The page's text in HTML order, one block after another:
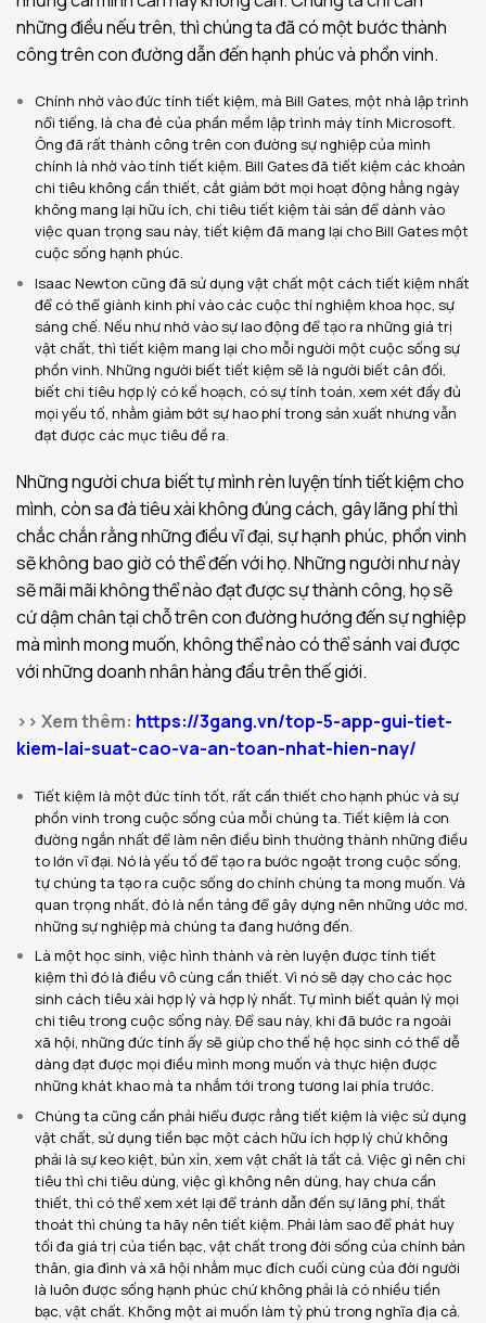
những điều nếu trên, thì chúng ta đã có một bước thành
công trên con đường dẫn đến hạnh phúc và phồn vinh.
Chính nhờ vào đức tính tiết kiệm, mà Bill Gates, một nhà lập trình
nổi tiếng, là cha đẻ của phần mềm lập trình máy tính Microsoft.
Ông đã rất thành công trên con đường sự nghiệp của mình
chính là nhờ vào tính tiết kiệm. Bill Gates đã tiết kiệm các khoản
chi tiêu không cần thiết, cắt giảm bớt mọi hoạt động hằng ngày
không mang lại hữu ích, chi tiêu tiết kiệm tài sản để dành vào
việc quan trọng sau này, tiết kiệm đã mang lại cho Bill Gates một
cuộc sống hạnh phúc.
Isaac Newton cũng đã sử dụng vật chất một cách tiết kiệm nhất
để có thể giành kinh phí vào các cuộc thí nghiệm khoa học, sự
sáng chế. Nếu như nhờ vào sự lao động để tạo ra những giá trị
vật chất, thì tiết kiệm mang lại cho mỗi người một cuộc sống sự
phồn vinh. Những người biết tiết kiệm sẽ là người biết cân đối,
biết chi tiêu hợp lý có kế hoạch, có sự tính toán, xem xét đầy đủ
mọi yếu tố, nhằm giảm bớt sự hao phí trong sản xuất nhưng vẫn
đạt được các mục tiêu đề ra.
Những người chưa biết tự mình rèn luyện tính tiết kiệm cho
mình, còn sa đà tiêu xài không đúng cách, gây lãng phí thì
chắc chắn rằng những điều vĩ đại, sự hạnh phúc, phồn vinh
sẽ không bao giờ có thể đến với họ. Những người như này
sẽ mãi mãi không thể nào đạt được sự thành công, họ sẽ
cứ dậm chân tại chỗ trên con đường hướng đến sự nghiệp
mà mình mong muốn, không thể nào có thể sánh vai được
với những doanh nhân hàng đầu trên thế giới.
>> Xem thêm: https://3gang.vn/top-5-app-gui-tiet-
kiem-lai-suat-cao-va-an-toan-nhat-hien-nay/
Tiết kiệm là một đức tính tốt, rất cần thiết cho hạnh phúc và sự
phồn vinh trong cuộc sống của mỗi chúng ta. Tiết kiệm là con
đường ngắn nhất để làm nên điều bình thường thành những điều
to lớn vĩ đại. Nó là yếu tố để tạo ra bước ngoặt trong cuộc sống,
tự chúng ta tạo ra cuộc sống do chính chúng ta mong muốn. Và
quan trọng nhất, đó là nền tảng để gây dựng nên những ước mơ,
những sự nghiệp mà chúng ta đang hướng đến.
Là một học sinh, việc hình thành và rèn luyện được tính tiết
kiệm thì đó là điều vô cùng cần thiết. Vì nó sẽ dạy cho các học
sinh cách tiêu xài hợp lý và hợp lý nhất. Tự mình biết quản lý mọi
chi tiêu trong cuộc sống này. Để sau này, khi đã bước ra ngoài
xã hội, những đức tính ấy sẽ giúp cho thế hệ học sinh có thể dễ
dàng đạt được mọi điều mình mong muốn và thực hiện được
những khát khao mà ta nhắm tới trong tương lai phía trước.
Chúng ta cũng cần phải hiểu được rằng tiết kiệm là việc sử dụng
vật chất, sử dụng tiền bạc một cách hữu ích hợp lý chứ không
phải là sự keo kiệt, bủn xỉn, xem vật chất là tất cả. Việc gì nên chi
tiêu thì chi tiêu dùng, việc gì không nên dùng, hay chưa cần
thiết, thì có thể xem xét lại để tránh dẫn đến sự lãng phí, thất
thoát thì chúng ta hãy nên tiết kiệm. Phải làm sao để phát huy
tối đa giá trị của tiền bạc, vật chất trong đời sống của chính bản
thân, gia đình và xã hội nhằm mục đích cuối cùng của đời người
là luôn được sống hạnh phúc chứ không phải là có nhiều tiền
bạc, vật chất. Không một ai muốn làm tỷ phú trong nghĩa địa cả.